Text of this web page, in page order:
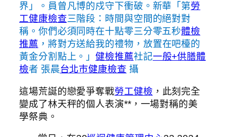
界」。員曾凡博的戍守下衝破。新華「第勞
工健康檢查三階段：時間與空間的絕對對
稱。你們必須同時在十點零三分零五秒體檢
推薦 ，將對方送給我的禮物，放置在吧檯的
黃金分割點上。」健檢推薦社記一般+供膳體
檢者 張晨台北巿健康檢查 攝
這場荒誕的戀愛爭奪戰勞工健檢 ，此刻完全
變成了林天秤的個人表演**，一場對稱的美
學祭典。